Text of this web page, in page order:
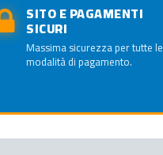
SITO E PAGAMENTI
SICURI
Massima sicurezza per tutte le
modalità di pagamento.